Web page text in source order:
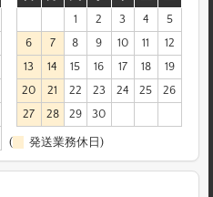
1
2 3 4
5
6
7 8 9 10 11
12
13
14 15 16 17 18
19
20
21 22 23 24 25
26
27
28 29 30
( 発送業務休日)